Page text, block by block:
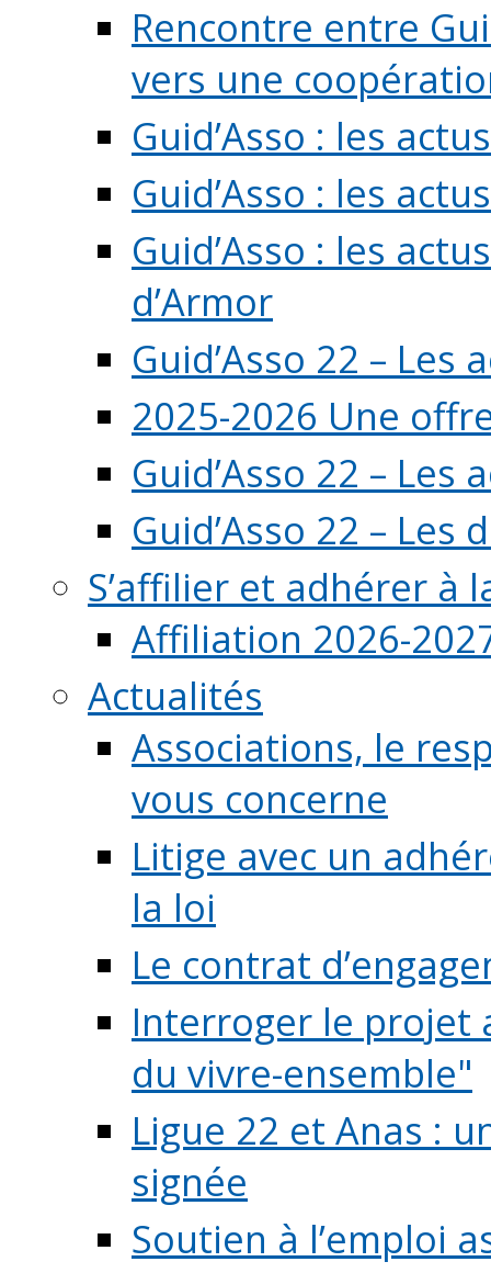
Rencontre entre
vers une
Guid’Asso : les
Guid’Asso : les
Guid’Asso : les
d’Armor
Guid’Asso 22 – Les
2025-2026 Une
Guid’Asso 22 –
Guid’Asso 22 – Les
S’affilier et adhérer à
Affiliation 2026-
Actualités
Associations, le
vous concerne
Litige avec un
la loi
Le contrat
Interroger le projet
du vivre-ensemble"
Ligue 22 et Anas :
signée
Soutien à l’emploi